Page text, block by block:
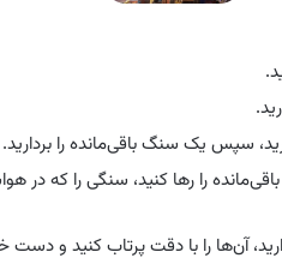
سپس یک سنگ باقی‌مانده را بردارید.
را رها کنید، سنگی را که در
آن‌ها را با دقت پرتاب کنید و دست